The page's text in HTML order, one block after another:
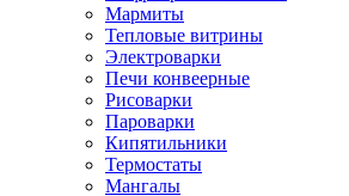
Мармиты
Тепловые витрины
Электроварки
Печи конвеерные
Рисоварки
Пароварки
Кипятильники
Термостаты
Мангалы